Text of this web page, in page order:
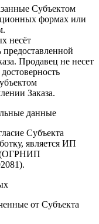
Субъектом
формах или
несёт
предоставленной
Продавец не несет
Заказа.
данные
Субъекта
является ИП
(ОГРНИП
от Субъекта